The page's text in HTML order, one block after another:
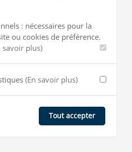
: nécessaires pour la
ou cookies de préférence.
savoir plus)
(En savoir plus)
Tout accepter